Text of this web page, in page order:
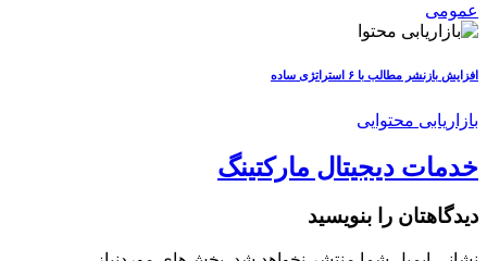
عمومی
افزایش بازنشر مطالب با ۶ استراتژی ساده
بازاریابی محتوایی
خدمات دیجیتال مارکتینگ
دیدگاهتان را بنویسید